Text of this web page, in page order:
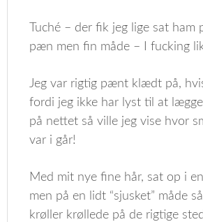
Tuché – der fik jeg lige sat ham
pæn men fin måde – I fucking
Jeg var rigtig pænt klædt på,
fordi jeg ikke har lyst til at
på nettet så ville jeg vise hvor
var i går!
Med mit nye fine hår, sat op i
men på en lidt “sjusket” måde
krøller krøllede på de rigtige